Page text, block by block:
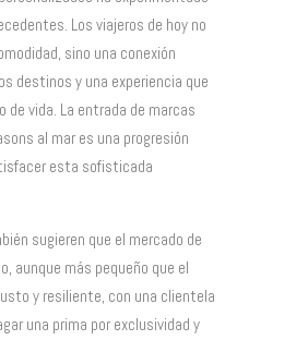
Los viajeros de hoy no
sino una conexión
destinos y una experiencia que
de vida. La entrada de marcas
al mar es una progresión
esta sofisticada
sugieren que el mercado de
aunque más pequeño que el
y resiliente, con una clientela
una prima por exclusividad y